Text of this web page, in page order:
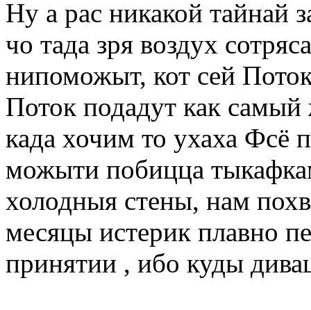
Ну а рас никакой тайнай
чо тада зря воздух
нипоможыт, кот сей
Поток подадут как
када хочим то ухаха Фсё
можыти побицца
холодныя стены, нам
месяцы истерик плавно
принятии , ибо куды